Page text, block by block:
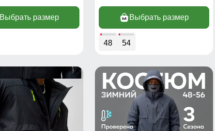
Выбрать размер Выбрать размер
48 54